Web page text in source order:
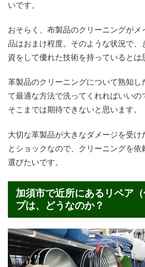
いです。
おそらく、布製品のクリーニングがメ
品はおまけ程度。そのような状況で、
資をして優れた技術を持っているとは
革製品のクリーニングについて熟知し
て最適な方法で洗ってくれればいいの
そこまでは期待できないと思います。
大切な革製品が大きなダメージを受け
とショックなので、クリーニングを依
選びたいです。
加須市で近所にあるリペア
プは、どうなのか？